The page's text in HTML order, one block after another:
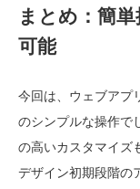
まとめ：簡
可能
今回は、ウェブアプ
のシンプルな操作で
の高いカスタマイズ
デザイン初期段階の